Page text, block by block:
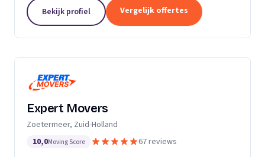
kleine verhuizingen.” Onze Kwaliteit is namelijk zo
ongelofelijk...
Bekijk profiel Vergelijk offertes
Expert Movers
Zoetermeer, Zuid-Holland
10,0Moving Score 67 reviews